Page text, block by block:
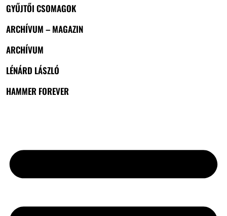
GYŰJTŐI CSOMAGOK
ARCHÍVUM – MAGAZIN
ARCHÍVUM
LÉNÁRD LÁSZLÓ
HAMMER FOREVER